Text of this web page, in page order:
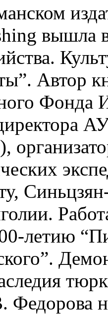
вышла
Автор
Фонда
летию
Федорова